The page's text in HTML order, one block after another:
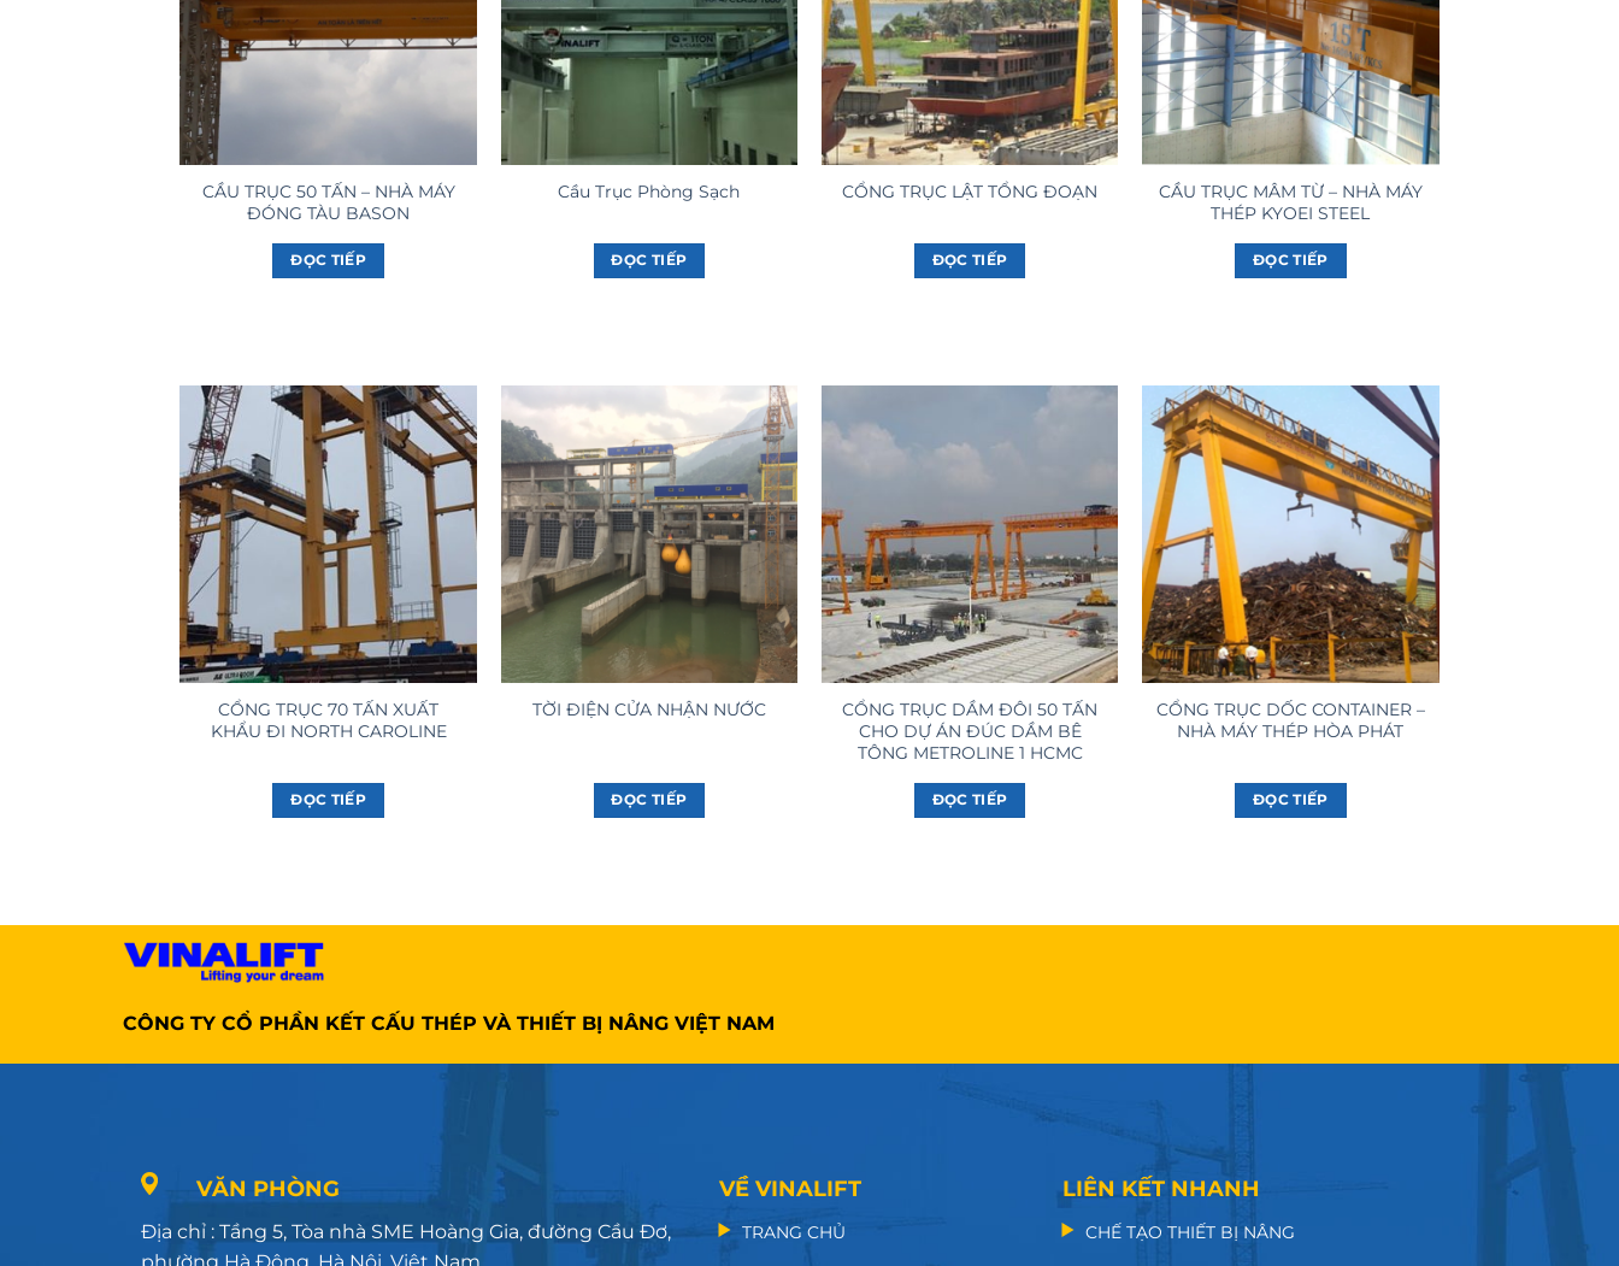
CẦU TRỤC 50 TẤN – NHÀ MÁY
ĐÓNG TÀU BASON
ĐỌC TIẾP
Cầu Trục Phòng Sạch
ĐỌC TIẾP
CỔNG TRỤC LẬT TỔNG ĐOẠN
ĐỌC TIẾP
CẦU TRỤC MÂM TỪ – NHÀ MÁY
THÉP KYOEI STEEL
ĐỌC TIẾP
CỔNG TRỤC 70 TẤN XUẤT
KHẨU ĐI NORTH CAROLINE
ĐỌC TIẾP
TỜI ĐIỆN CỬA NHẬN NƯỚC
ĐỌC TIẾP
CỔNG TRỤC DẦM ĐÔI 50 TẤN
CHO DỰ ÁN ĐÚC DẦM BÊ
TÔNG METROLINE 1 HCMC
ĐỌC TIẾP
CỔNG TRỤC DỐC CONTAINER –
NHÀ MÁY THÉP HÒA PHÁT
ĐỌC TIẾP
CÔNG TY CỔ PHẦN KẾT CẤU THÉP VÀ THIẾT BỊ NÂNG VIỆT NAM
VĂN PHÒNG
Địa chỉ : Tầng 5, Tòa nhà SME Hoàng Gia, đường Cầu Đơ,
VỀ VINALIFT
TRANG CHỦ
LIÊN KẾT NHANH
CHẾ TẠO THIẾT BỊ NÂNG